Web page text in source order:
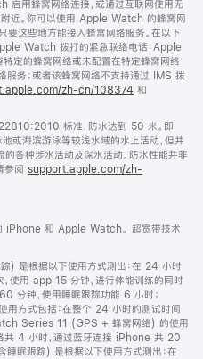
用蜂窝网络连接，或通过互联网使用无
近。你可以使用 Apple Watch 的蜂窝网
要这些地方能接入蜂窝网络服务。在以下
Watch 拨打的紧急联络电话：Apple
定的蜂窝网络或未配置在特定蜂窝网络
服务；或者该蜂窝网络不支持通过 IMS 拨
zh-cn/108374 (在
口
中
打
开)
和
标准，防水达到 50 米。即
海滨游泳等较浅水域的水上活动，但并
的各种涉水活动及深水活动。防水性能并非
参阅 support.apple.com/zh-
iPhone 和 Apple Watch。 超宽带技术
) 是根据以下使用方式测出：在 24 小时
使用 app 15 分钟，进行体能训练的同时
分钟，使用睡眠跟踪功能 6 小时；
方式包括：在整个 24 小时的测试时间
Series 11 (GPS + 蜂窝网络) 的使用
共 4 小时，通过蓝牙连接 iPhone 共 20
睡眠跟踪) 是根据以下使用方式测出：在